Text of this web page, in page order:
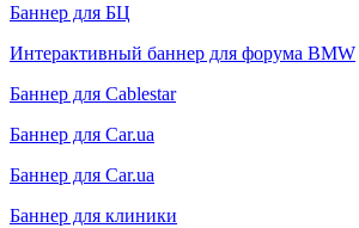
Баннер для БЦ
Интерактивный баннер для форума BMW
Баннер для Cablestar
Баннер для Car.ua
Баннер для Car.ua
Баннер для клиники